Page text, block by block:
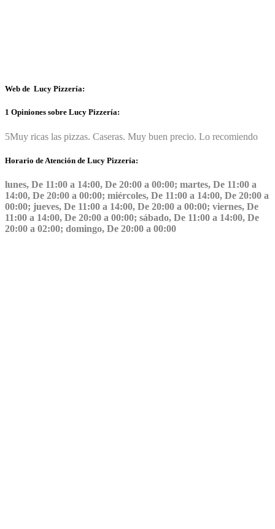
Web de Lucy Pizzería:
1 Opiniones sobre Lucy Pizzería:
5Muy ricas las pizzas. Caseras. Muy buen precio. Lo recomiendo
Horario de Atención de Lucy Pizzería:
lunes, De 11:00 a 14:00, De 20:00 a 00:00; martes, De 11:00 a
14:00, De 20:00 a 00:00; miércoles, De 11:00 a 14:00, De 20:00 a
00:00; jueves, De 11:00 a 14:00, De 20:00 a 00:00; viernes, De
11:00 a 14:00, De 20:00 a 00:00; sábado, De 11:00 a 14:00, De
20:00 a 02:00; domingo, De 20:00 a 00:00